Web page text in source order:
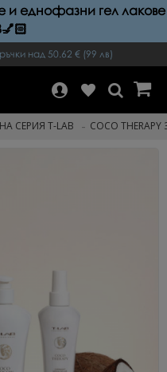
и еднофазни гел лакове
над 50.62 € (99 лв)
СЕРИЯ T-LAB COCO